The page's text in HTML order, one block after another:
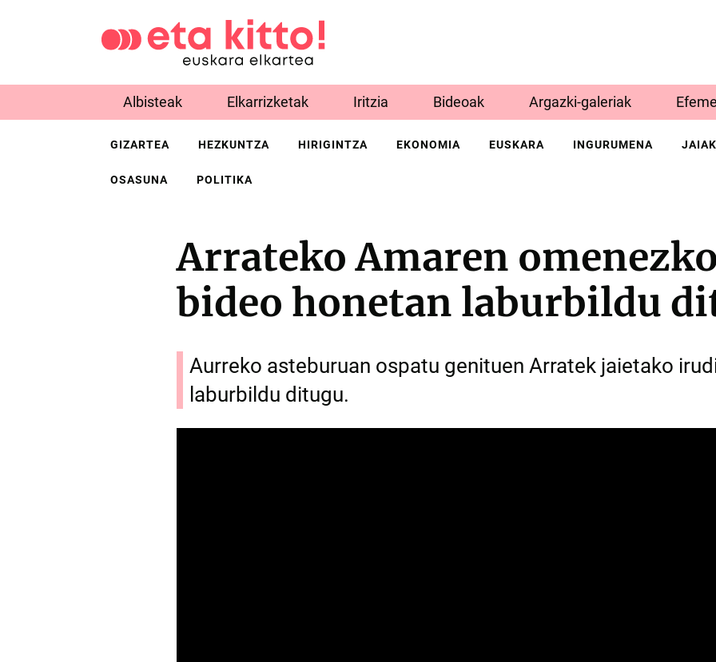
Albisteak Elkarrizketak Iritzia Bideoak Argazki-galeriak
GIZARTEA HEZKUNTZA HIRIGINTZA EKONOMIA EUSKARA INGURUMENA JAIAK
OSASUNA POLITIKA
Arrateko Amaren
bideo honetan laburbildu
Aurreko asteburuan ospatu genituen Arratek jaietako
laburbildu ditugu.